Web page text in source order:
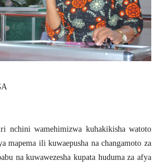
nchini wamehimizwa kuhakikisha watoto
mapema ili kuwaepusha na changamoto za
na kuwawezesha kupata huduma za afya